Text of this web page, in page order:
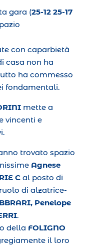
gara (25-12 25-17
con caparbietà
casa non ha
ha commesso
fondamentali.
mette a
vincenti e
trovato spazio
Agnese
Cal posto di
di alzatrice-
Penelope
.
della FOLIGNO
il loro